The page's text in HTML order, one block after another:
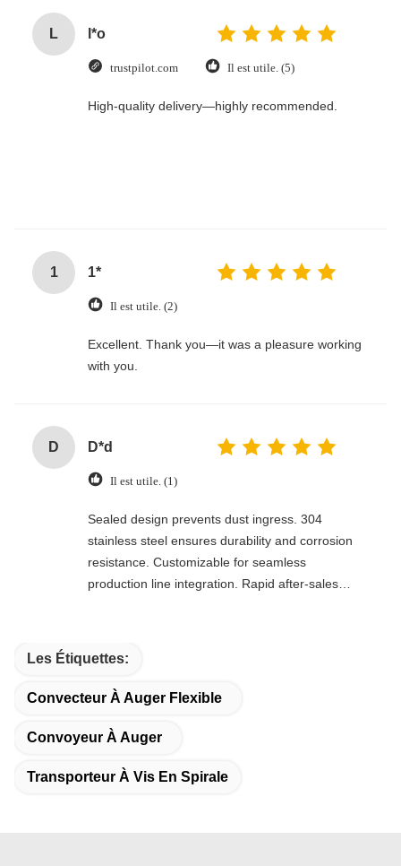
L l*o
trustpilot.com Il est utile. (5)
High-quality delivery—highly recommended.
1 1*
Il est utile. (2)
Excellent. Thank you—it was a pleasure working
with you.
D D*d
Il est utile. (1)
Sealed design prevents dust ingress. 304
stainless steel ensures durability and corrosion
resistance. Customizable for seamless
production line integration. Rapid after-sales
Les Étiquettes:
Convecteur À Auger Flexible
Convoyeur À Auger
Transporteur À Vis En Spirale